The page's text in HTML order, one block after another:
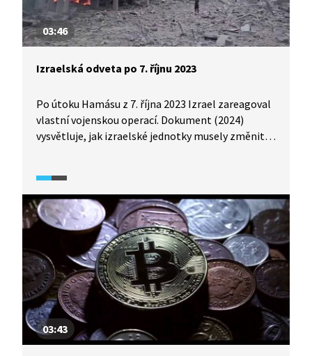
03:46
Izraelská odveta po 7. říjnu 2023
Po útoku Hamásu z 7. října 2023 Izrael zareagoval
vlastní vojenskou operací. Dokument (2024)
vysvětluje, jak izraelské jednotky musely změnit
válka změnila Gazu k nepoznání.
03:43